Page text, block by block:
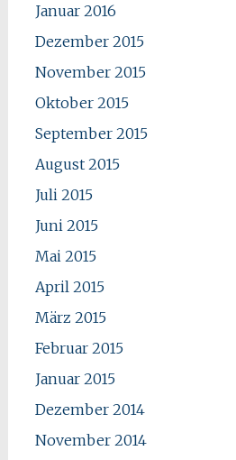
Januar 2016
Dezember 2015
November 2015
Oktober 2015
September 2015
August 2015
Juli 2015
Juni 2015
Mai 2015
April 2015
März 2015
Februar 2015
Januar 2015
Dezember 2014
November 2014